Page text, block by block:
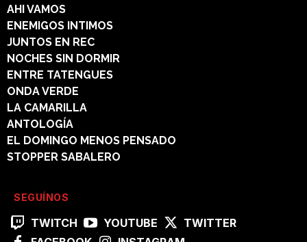
AHI VAMOS
ENEMIGOS INTIMOS
JUNTOS EN REC
NOCHES SIN DORMIR
ENTRE TATENGUES
ONDA VERDE
LA CAMARILLA
ANTOLOGÍA
EL DOMINGO MENOS PENSADO
STOPPER SABALERO
SEGUÍNOS
TWITCH YOUTUBE
TWITTER